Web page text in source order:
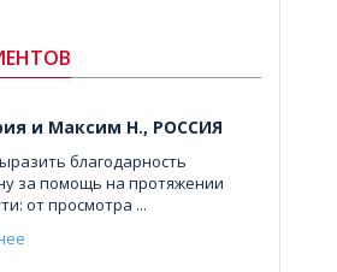
и Максим Н., РОССИЯ
благодарность
за помощь на протяжении
от просмотра ...